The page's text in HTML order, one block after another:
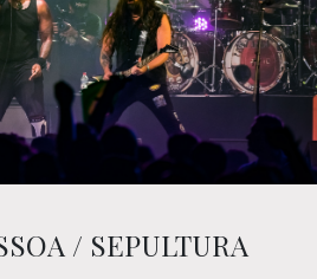
/ SEPULTURA